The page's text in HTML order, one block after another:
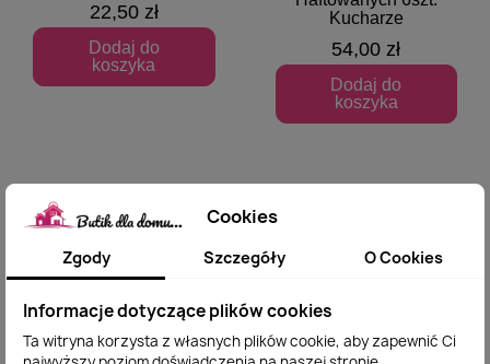
22,50 zł
Dodaj do
koszyka
Kucharze
54,00 zł
Dodaj do
koszyka
Cookies
Zgody Szczegóły O Cookies
Informacje dotyczące plików cookies
Ta witryna korzysta z własnych plików cookie, aby zapewnić Ci